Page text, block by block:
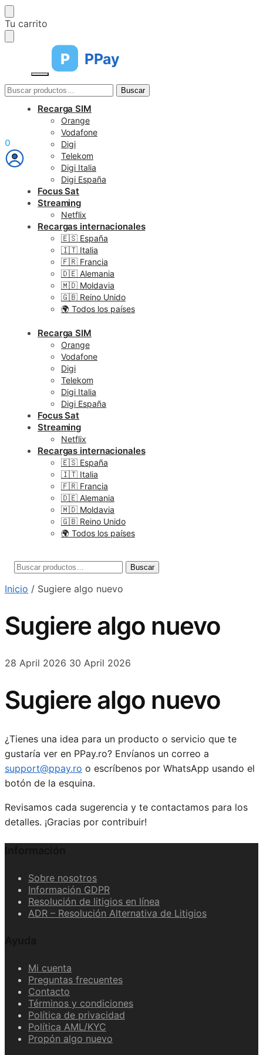
Skip
to
Skip
to
Tu carrito
P PPay
Buscar
Buscar
0
Buscar
Buscar
Recarga SIM
Orange
Vodafone
Digi
Telekom
Digi Italia
Digi España
Focus Sat
Streaming
Netflix
Recargas internacionales
🇪🇸 España
🇮🇹 Italia
🇫🇷 Francia
🇩🇪 Alemania
🇲🇩 Moldavia
🇬🇧 Reino Unido
🌍 Todos los países
Recarga SIM
Orange
Vodafone
Digi
Telekom
Digi Italia
Digi España
Focus Sat
Streaming
Netflix
Recargas internacionales
🇪🇸 España
🇮🇹 Italia
🇫🇷 Francia
🇩🇪 Alemania
🇲🇩 Moldavia
🇬🇧 Reino Unido
🌍 Todos los países
Inicio / Sugiere algo nuevo
Sugiere algo nuevo
28 April 2026 30 April 2026
Sugiere algo nuevo
¿Tienes una idea para un producto o servicio que te
gustaría ver en PPay.ro? Envíanos un correo a
support@ppay.ro o escríbenos por WhatsApp usando el
botón de la esquina.
Revisamos cada sugerencia y te contactamos para los
detalles. ¡Gracias por contribuir!
Sobre nosotros
Información GDPR
Resolución de litigios en línea
ADR – Resolución Alternativa de Litigios
Mi cuenta
Preguntas frecuentes
Contacto
Términos y condiciones
Política de privacidad
Política AML/KYC
Propón algo nuevo